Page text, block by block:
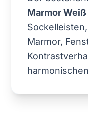
Marmor Weiß
Marmor,